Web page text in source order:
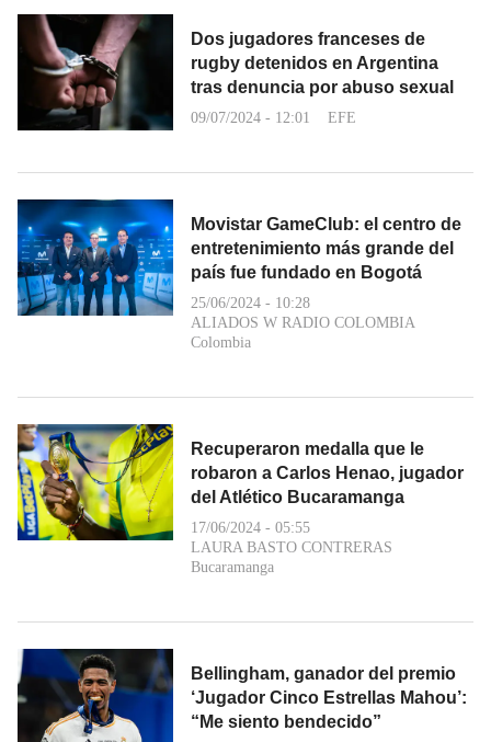
Dos jugadores franceses de
rugby detenidos en Argentina
tras denuncia por abuso sexual
09/07/2024 - 12:01 EFE
Movistar GameClub: el centro de
entretenimiento más grande del
país fue fundado en Bogotá
25/06/2024 - 10:28
ALIADOS W RADIO COLOMBIA
Colombia
Recuperaron medalla que le
robaron a Carlos Henao, jugador
del Atlético Bucaramanga
17/06/2024 - 05:55
LAURA BASTO CONTRERAS
Bucaramanga
Bellingham, ganador del premio
‘Jugador Cinco Estrellas Mahou’:
“Me siento bendecido”